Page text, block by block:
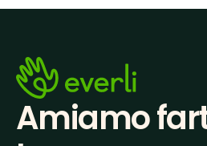
Amiamo